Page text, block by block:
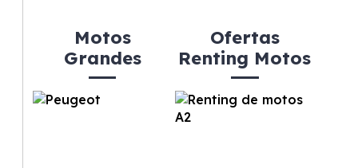
Motos
Grandes
Ofertas
Renting Motos